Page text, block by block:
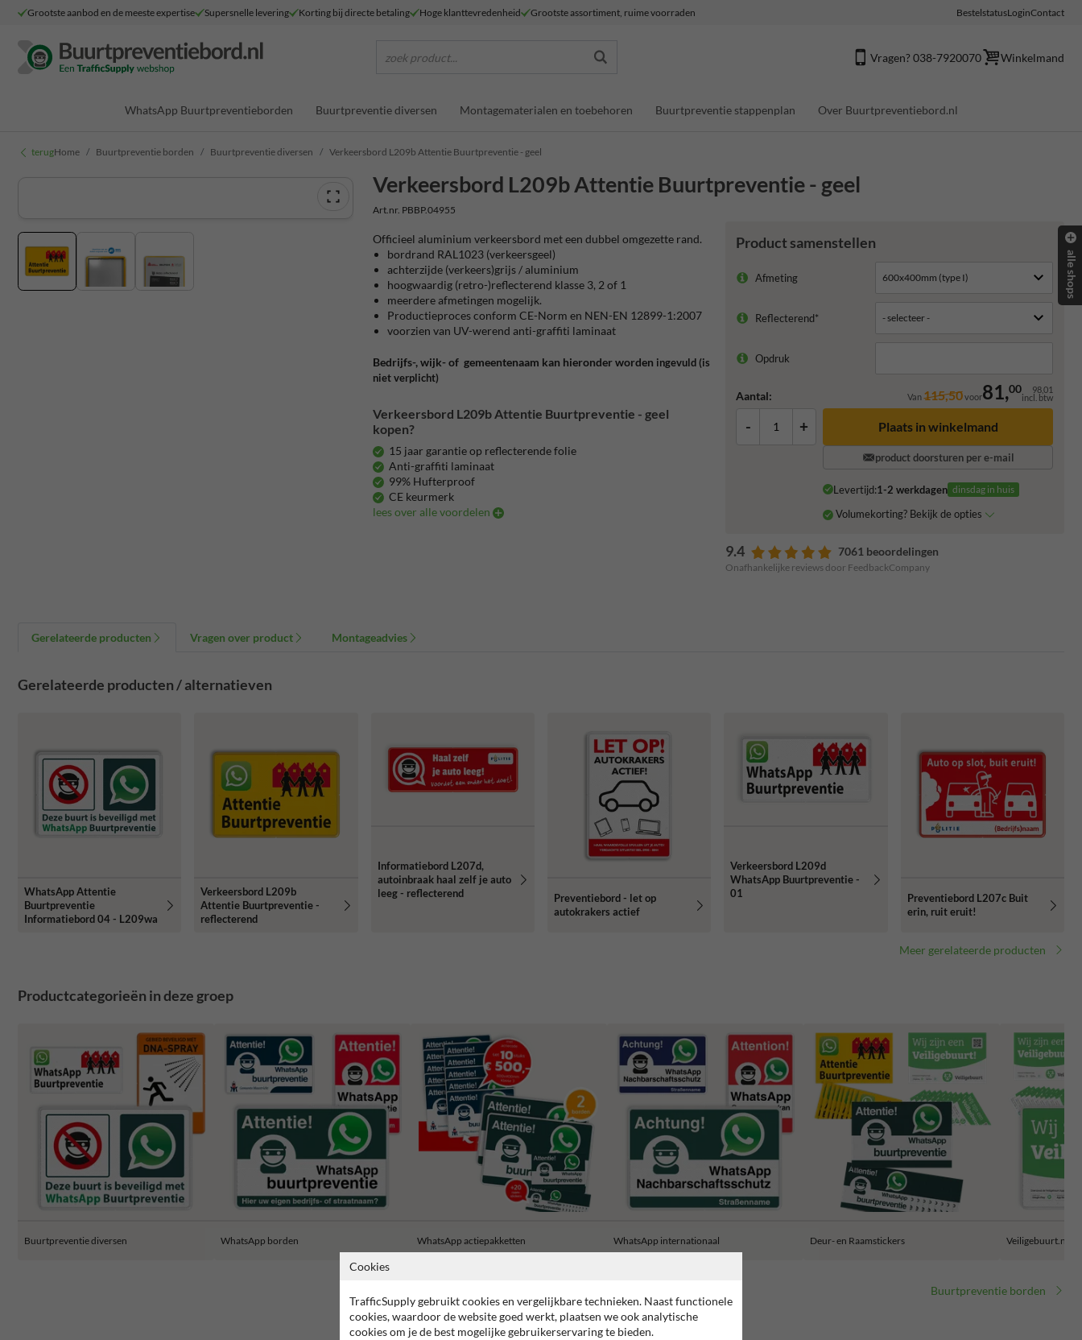
Grootste aanbod en de meeste expertise Supersnelle levering Korting bij directe betaling Hoge klanttevredenheid Grootste assortiment, ruime voorraden BestelstatusLoginContact
zoek product... Vragen? 038-7920070 Winkelmand
WhatsApp Buurtpreventieborden Buurtpreventie diversen Montagematerialen en toebehoren Buurtpreventie stappenplan Over Buurtpreventiebord.nl
terugHome Buurtpreventie borden Buurtpreventie diversen Verkeersbord L209b Attentie Buurtpreventie - geel
Verkeersbord L209b Attentie Buurtpreventie - geel
Art.nr. PBBP.04955
Product samenstellen
Afmeting
Reflecterend*
Opdruk
Aantal: Van115,50voor81,00 98,01
incl. btw
- + Plaats in winkelmand
product doorsturen per e-mail
Levertijd:1-2 werkdagen dinsdag in huis
Volumekorting? Bekijk de opties
9.4 7061 beoordelingen
Onafhankelijke reviews door FeedbackCompany
Officieel aluminium verkeersbord met een dubbel omgezette rand.
bordrand RAL1023 (verkeersgeel)
achterzijde (verkeers)grijs / aluminium
hoogwaardig (retro-)reflecterend klasse 3, 2 of 1
meerdere afmetingen mogelijk.
Productieproces conform CE-Norm en NEN-EN 12899-1:2007
voorzien van UV-werend anti-graffiti laminaat
Bedrijfs-, wijk- of gemeentenaam kan hieronder worden ingevuld(is
niet verplicht)
Verkeersbord L209b Attentie Buurtpreventie - geel
kopen?
15 jaar garantie op reflecterende folie
Anti-graffiti laminaat
99% Hufterproof
CE keurmerk
lees over alle voordelen
Gerelateerde producten Vragen over product Montageadvies
Gerelateerde producten / alternatieven
WhatsApp Attentie
Buurtpreventie
Informatiebord 04 - L209wa
Verkeersbord L209b
Attentie Buurtpreventie -
reflecterend
Informatiebord L207d,
autoinbraak haal zelf je auto
leeg - reflecterend
Preventiebord - let op
autokrakers actief
Verkeersbord L209d
WhatsApp Buurtpreventie -
01
Preventiebord L207c Buit
erin, ruit eruit!
Meer gerelateerde producten
Productcategorieën in deze groep
Buurtpreventie diversen WhatsApp borden WhatsApp actiepakketten WhatsApp internationaal Deur- en Raamstickers Veiligebuurt.nl
Buurtpreventie borden
alle shops
Cookies
TrafficSupply gebruikt cookies en vergelijkbare technieken. Naast functionele
cookies, waardoor de website goed werkt, plaatsen we ook analytische
cookies om je de best mogelijke gebruikerservaring te bieden.